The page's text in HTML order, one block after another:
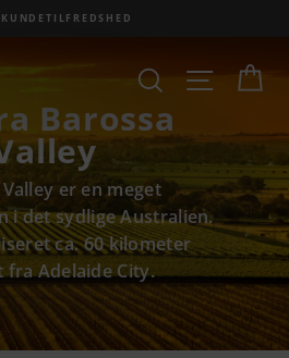
Søg
Site
Barossa
er en meget
i det sydlige Australien.
ca. 60 kilometer
fra Adelaide City.